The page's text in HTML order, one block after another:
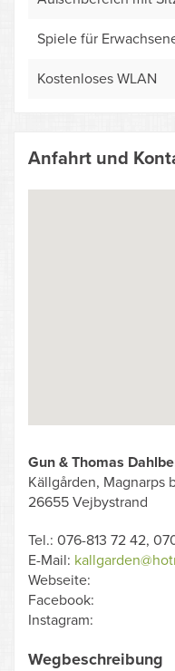
Spiele für
Kostenloses WLAN
Anfahrt und
Gun & Thomas
Källgården, Magnarps
26655 Vejbystrand
Tel.: 076-813 72 42,
E-Mail:
Webseite:
Facebook:
Instagram:
Wegbeschreibung